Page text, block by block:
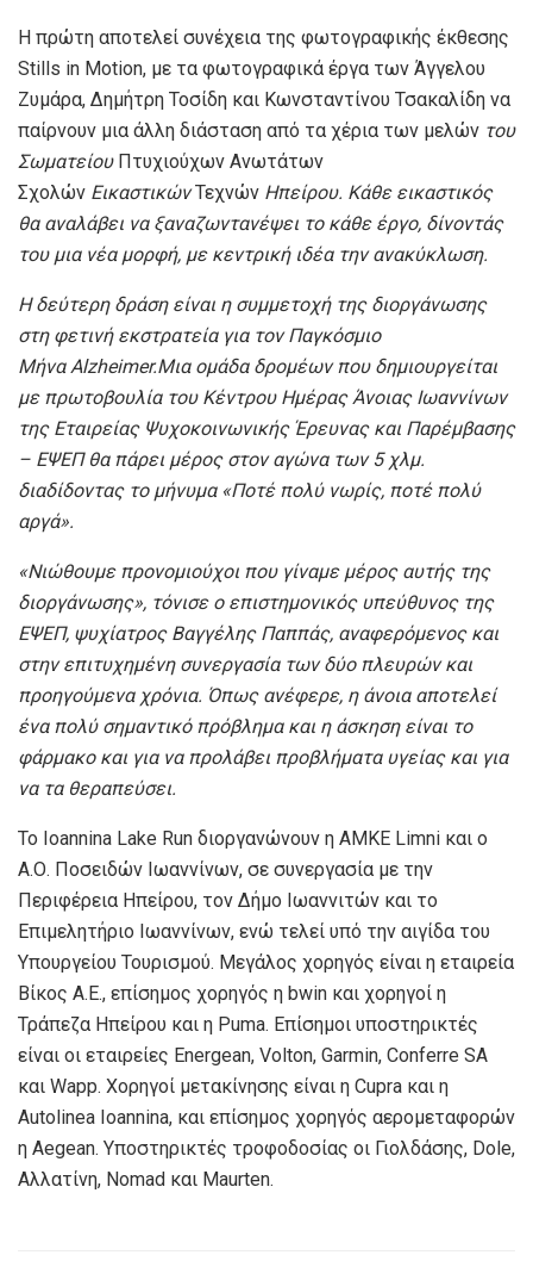
Η πρώτη αποτελεί συνέχεια της φωτογραφικής έκθεσης
Stills in Motion, με τα φωτογραφικά έργα των Άγγελου
Ζυμάρα, Δημήτρη Τοσίδη και Κωνσταντίνου Τσακαλίδη να
παίρνουν μια άλλη διάσταση από τα χέρια των μελών του
ΣωματείουΠτυχιούχων Ανωτάτων
Σχολών ΕικαστικώνΤεχνών Ηπείρου. Κάθε εικαστικός
θα αναλάβει να ξαναζωντανέψει το κάθε έργο, δίνοντάς
του μια νέα μορφή, με κεντρική ιδέα την ανακύκλωση.
Η δεύτερη δράση είναι η συμμετοχή της διοργάνωσης
στη φετινή εκστρατεία για τον Παγκόσμιο
Μήνα Alzheimer.Μια ομάδα δρομέων που δημιουργείται
με πρωτοβουλία του Κέντρου Ημέρας Άνοιας Ιωαννίνων
της Εταιρείας Ψυχοκοινωνικής Έρευνας και Παρέμβασης
– ΕΨΕΠ θα πάρει μέρος στον αγώνα των 5 χλμ.
διαδίδοντας το μήνυμα «Ποτέ πολύ νωρίς, ποτέ πολύ
αργά».
«Νιώθουμε προνομιούχοι που γίναμε μέρος αυτής της
διοργάνωσης», τόνισε ο επιστημονικός υπεύθυνος της
ΕΨΕΠ, ψυχίατρος Βαγγέλης Παππάς, αναφερόμενος και
στην επιτυχημένη συνεργασία των δύο πλευρών και
προηγούμενα χρόνια. Όπως ανέφερε, η άνοια αποτελεί
ένα πολύ σημαντικό πρόβλημα και η άσκηση είναι το
φάρμακο και για να προλάβει προβλήματα υγείας και για
να τα θεραπεύσει.
To Ioannina Lake Run διοργανώνουν η ΑΜΚΕ Limni και ο
Α.Ο. Ποσειδών Ιωαννίνων, σε συνεργασία με την
Περιφέρεια Ηπείρου, τον Δήμο Ιωαννιτών και το
Επιμελητήριο Ιωαννίνων, ενώ τελεί υπό την αιγίδα του
Υπουργείου Τουρισμού. Μεγάλος χορηγός είναι η εταιρεία
Βίκος Α.Ε., επίσημος χορηγός η bwin και χορηγοί η
Τράπεζα Ηπείρου και η Puma. Επίσημοι υποστηρικτές
είναι οι εταιρείες Energean, Volton, Garmin, Conferre SA
και Wapp. Χορηγοί μετακίνησης είναι η Cupra και η
Autolinea Ioannina, και επίσημος χορηγός αερομεταφορών
η Aegean. Υποστηρικτές τροφοδοσίας οι Γιολδάσης, Dole,
Αλλατίνη, Nomad και Maurten.